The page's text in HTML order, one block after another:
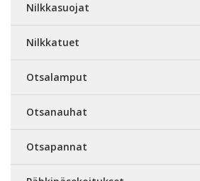
Nilkkasuojat
Nilkkatuet
Otsalamput
Otsanauhat
Otsapannat